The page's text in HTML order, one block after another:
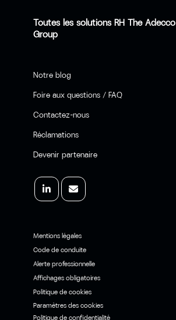
Toutes les solutions RH The Adecco
Group
Notre blog
Foire aux questions / FAQ
Contactez-nous
Réclamations
Devenir partenaire
Mentions légales
Code de conduite
Alerte professionnelle
Affichages obligatoires
Politique de cookies
Paramètres des cookies
Politique de confidentialité